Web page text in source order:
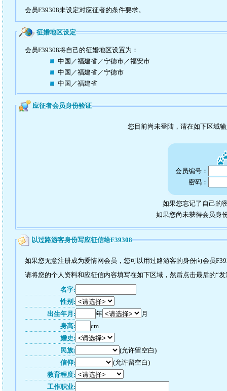
会员F39308未设定对应征者的条件要求。
征婚地区设定
会员F39308将自己的征婚地区设置为：
中国／福建省／宁德市／福安市
中国／福建省／宁德市
中国／福建省
应征者会员身份验证
您目前尚未登陆，请在如下区域
会员编号：
密码：
如果您忘记了自己的
如果您尚未获得会员身
以过路游客身份写应征信给F39308
如果您无意注册成为爱情网会员，您可以用过路游客的身份向会员
请将您的个人资料和应征信内容填写在如下区域，然后点击最后的“
名字:
性别:
出生年月:
年
月
身高:
cm
婚史:
民族:
(允许留空白)
信仰:
(允许留空白)
教育程度:
工作职业: